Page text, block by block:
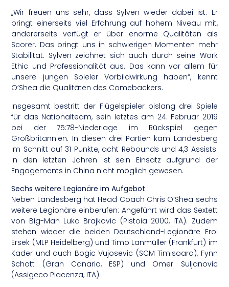
„Wir freuen uns sehr, dass Sylven wieder dabei ist. Er
bringt einerseits viel Erfahrung auf hohem Niveau mit,
andererseits verfügt er über enorme Qualitäten als
Scorer. Das bringt uns in schwierigen Momenten mehr
Stabilität. Sylven zeichnet sich auch durch seine Work
Ethic und Professionalität aus. Das kann vor allem für
unsere jungen Spieler Vorbildwirkung haben“, kennt
O’Shea die Qualitäten des Comebackers.
Insgesamt bestritt der Flügelspieler bislang drei Spiele
für das Nationalteam, sein letztes am 24. Februar 2019
bei der 75:78-Niederlage im Rückspiel gegen
Großbritannien. In diesen drei Partien kam Landesberg
im Schnitt auf 31 Punkte, acht Rebounds und 4,3 Assists.
In den letzten Jahren ist sein Einsatz aufgrund der
Engagements in China nicht möglich gewesen.
Sechs weitere Legionäre im Aufgebot
Neben Landesberg hat Head Coach Chris O’Shea sechs
weitere Legionäre einberufen: Angeführt wird das Sextett
von Big-Man Luka Brajkovic (Pistoia 2000, ITA). Zudem
stehen wieder die beiden Deutschland-Legionäre Erol
Ersek (MLP Heidelberg) und Timo Lanmüller (Frankfurt) im
Kader und auch Bogic Vujosevic (SCM Timisoara), Fynn
Schott (Gran Canaria, ESP) und Omer Suljanovic
(Assigeco Piacenza, ITA).